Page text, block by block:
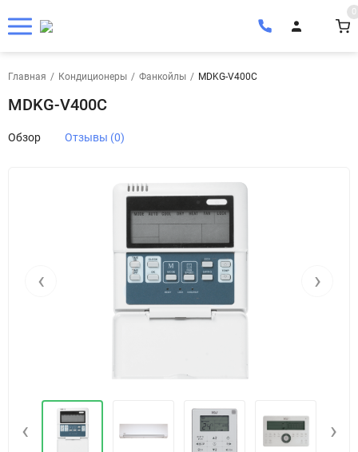
0
Главная / Кондиционеры / Фанкойлы / MDKG-V400C
MDKG-V400C
Обзор Отзывы (0)
‹ ›
‹ ›